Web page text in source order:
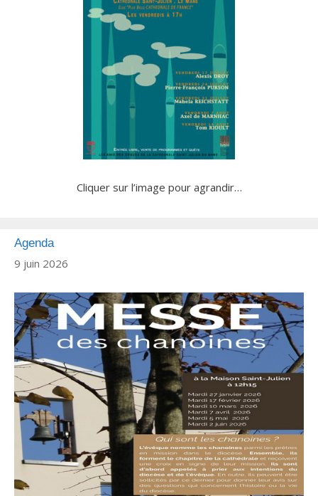
Cliquer sur l’image pour agrandir…
Agenda
9 juin 2026